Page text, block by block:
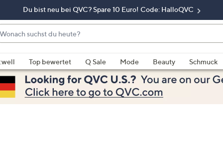
Du bist neu bei QVC? Spare 10 Euro! Code: HalloQVC
Top bewertet Q Sale Mode Beauty
Schmuck